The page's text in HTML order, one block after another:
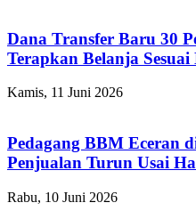
Dana Transfer Baru 30
Terapkan Belanja Sesuai
Kamis, 11 Juni 2026
Pedagang BBM Eceran
Penjualan Turun Usai
Rabu, 10 Juni 2026